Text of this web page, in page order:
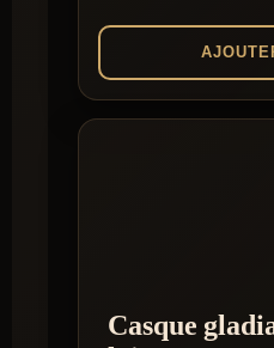
Casque